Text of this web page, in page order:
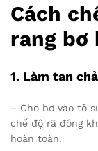
Cách
rang bơ
1. Làm tan
– Cho bơ vào tô
chế độ rã đông
hoàn toàn.